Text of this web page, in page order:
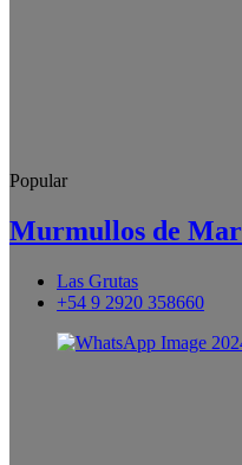
Popular
Murmullos de Mar
Las Grutas
+54 9 2920 358660